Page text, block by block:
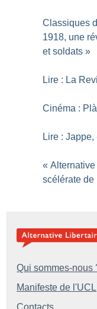
Classiques
1918, une
et soldats »
Lire : La
Cinéma :
Lire : Jappe,
«
scélérate de
Qui sommes-nous
Manifeste de l'UCL
Contacts